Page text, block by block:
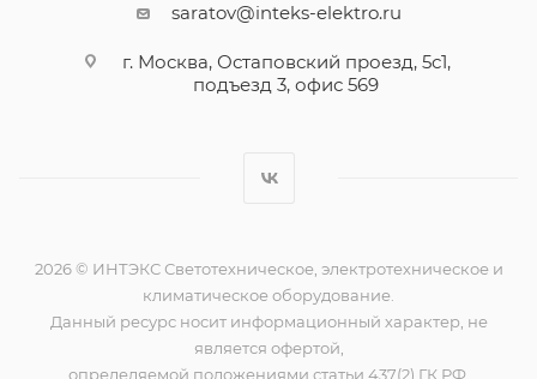
saratov@inteks-elektro.ru
г. Москва, Остаповский проезд, 5с1,
подъезд 3, офис 569
2026 © ИНТЭКС Светотехническое, электротехническое и
климатическое оборудование.
Данный ресурс носит информационный характер, не
является офертой,
определяемой положениями статьи 437(2) ГК РФ.